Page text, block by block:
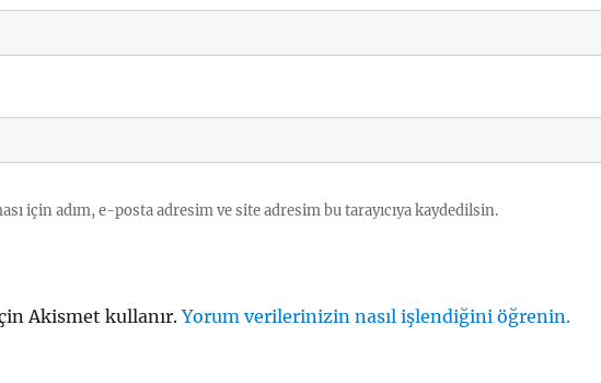
için adım, e-posta adresim ve site adresim bu tarayıcıya kaydedilsin.
Akismet kullanır.Yorum verilerinizin nasıl işlendiğini öğrenin.